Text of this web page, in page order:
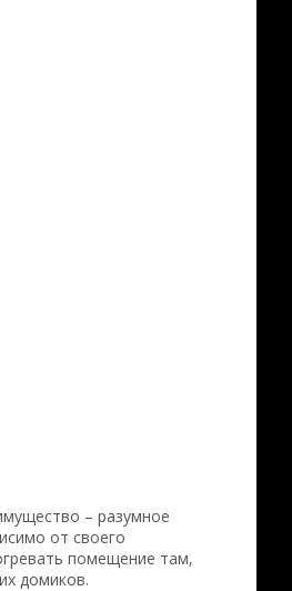
– разумное
от своего
помещение там,
домиков.